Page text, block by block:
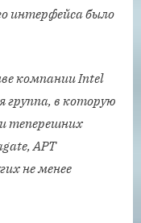
интерфейса было
компании Intel
группа, в которую
теперешних
APT
не менее